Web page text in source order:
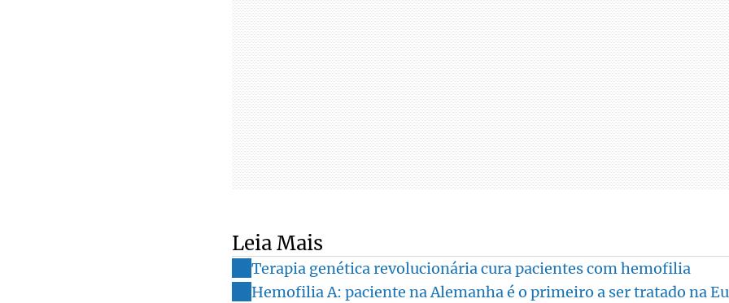
Leia Mais
Terapia genética revolucionária cura pacientes com hemofilia
Hemofilia A: paciente na Alemanha é o primeiro a ser tratado na